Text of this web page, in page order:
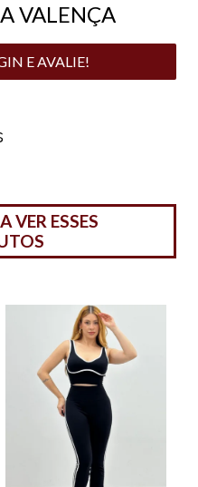
VALENÇA
E AVALIE!
VER ESSES